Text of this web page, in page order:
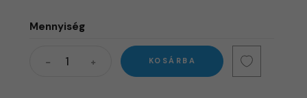
Mennyiség
KOSÁRBA